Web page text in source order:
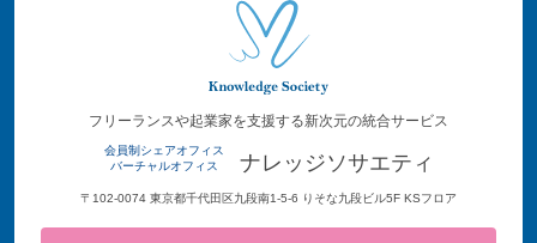
フリーランスや起業家を支援する新次元の統合サービス
会員制シェアオフィス
バーチャルオフィス
ナレッジソサエティ
〒102-0074 東京都千代田区九段南1-5-6 りそな九段ビル5F KSフロア